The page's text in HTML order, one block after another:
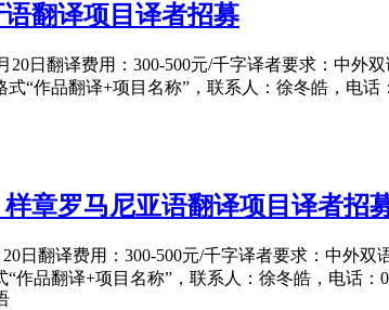
语翻译项目译者招募
20日翻译费用：300-500元/千字译者要求：中
“作品翻译+项目名称”，联系人：徐冬皓，电话
样章罗马尼亚语翻译项目译者招
日翻译费用：300-500元/千字译者要求：中外
作品翻译+项目名称”，联系人：徐冬皓，电话：